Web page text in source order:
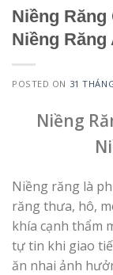
Niềng Răng
Niềng Răng
POSTED ON 31
Niềng
Niềng răng là
răng thưa, hô,
khía cạnh thẩm
tự tin khi giao
ăn nhai ảnh